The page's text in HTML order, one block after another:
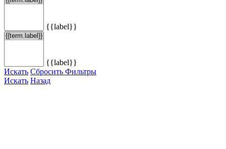
{{label}}
{{label}}
Искать Сбросить Фильтры
Искать Назад